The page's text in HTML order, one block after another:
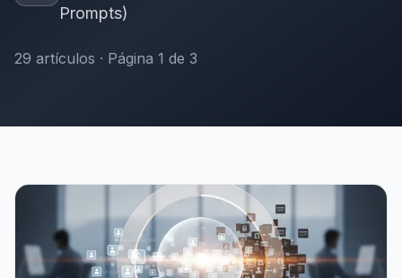
Prompts)
29 artículos · Página 1 de 3